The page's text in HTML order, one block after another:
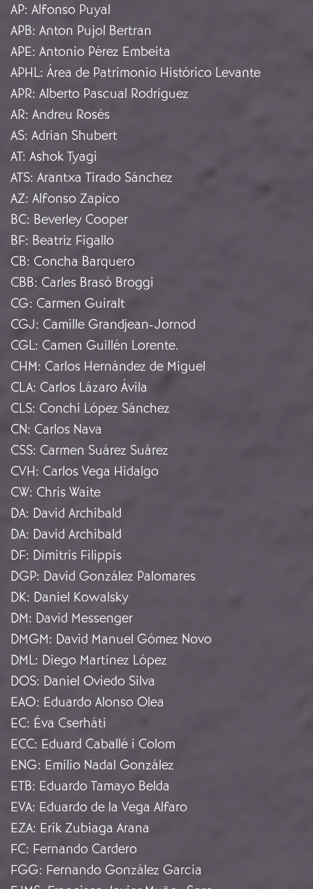
AP: Alfonso Puyal
APB: Anton Pujol Bertran
APE: Antonio Pérez Embeita
APHL: Área de Patrimonio Histórico Levante
APR: Alberto Pascual Rodríguez
AR: Andreu Rosés
AS: Adrian Shubert
AT: Ashok Tyagi
ATS: Arantxa Tirado Sánchez
AZ: Alfonso Zapico
BC: Beverley Cooper
BF: Beatriz Figallo
CB: Concha Barquero
CBB: Carles Brasó Broggi
CG: Carmen Guiralt
CGJ: Camille Grandjean-Jornod
CGL: Camen Guillén Lorente.
CHM: Carlos Hernández de Miguel
CLA: Carlos Lázaro Ávila
CLS: Conchi López Sánchez
CN: Carlos Nava
CSS: Carmen Suárez Suárez
CVH: Carlos Vega Hidalgo
CW: Chris Waite
DA: David Archibald
DA: David Archibald
DF: Dimitris Filippis
DGP: David González Palomares
DK: Daniel Kowalsky
DM: David Messenger
DMGM: David Manuel Gómez Novo
DML: Diego Martínez López
DOS: Daniel Oviedo Silva
EAO: Eduardo Alonso Olea
EC: Éva Cserháti
ECC: Eduard Caballé i Colom
ENG: Emilio Nadal González
ETB: Eduardo Tamayo Belda
EVA: Eduardo de la Vega Alfaro
EZA: Erik Zubiaga Arana
FC: Fernando Cardero
FGG: Fernando González García